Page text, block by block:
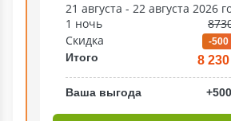
21 августа - 22 августа 2026
1 ночь
Скидка
-500
Итого 8
Ваша выгода